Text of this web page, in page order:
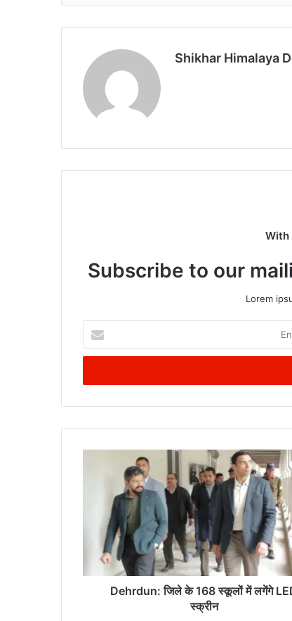
Shikhar Himalaya
With
Subscribe to our
Lorem
your
Email
Dehrdun: जिले के 168 स्कूलों में लगेंगे
स्क्रीन